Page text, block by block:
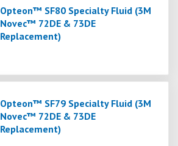
Opteon™ SF80 Specialty Fluid (3M
Novec™ 72DE & 73DE
Replacement)
Opteon™ SF79 Specialty Fluid (3M
Novec™ 72DE & 73DE
Replacement)